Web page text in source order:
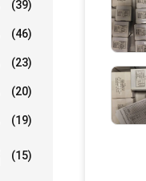
(39)
(46)
(23)
(20)
(19)
(15)